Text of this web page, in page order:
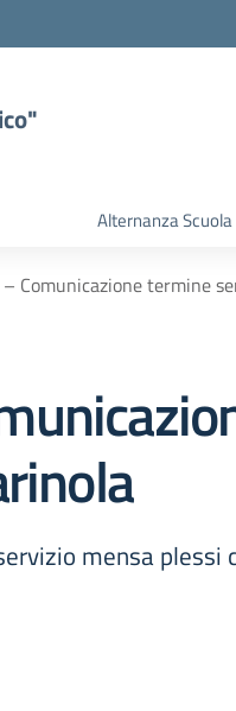
Alternanza
Comunicazione termine
mensa plessi